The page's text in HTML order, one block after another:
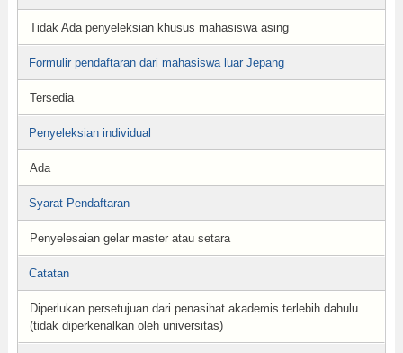
Tidak Ada penyeleksian khusus mahasiswa asing
Formulir pendaftaran dari mahasiswa luar Jepang
Tersedia
Penyeleksian individual
Ada
Syarat Pendaftaran
Penyelesaian gelar master atau setara
Catatan
Diperlukan persetujuan dari penasihat akademis terlebih dahulu
(tidak diperkenalkan oleh universitas)